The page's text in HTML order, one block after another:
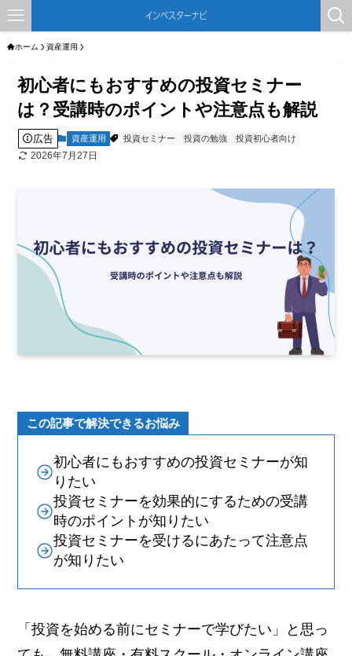
ホーム 資産運用
初心者にもおすすめの投資セミナー
は？受講時のポイントや注意点も解説
広告 資産運用 投資セミナー 投資の勉強 投資初心者向け
2026年7月27日
この記事で解決できるお悩み
初心者にもおすすめの投資セミナーが知
りたい
投資セミナーを効果的にするための受講
時のポイントが知りたい
投資セミナーを受けるにあたって注意点
が知りたい
「投資を始める前にセミナーで学びたい」と思っ